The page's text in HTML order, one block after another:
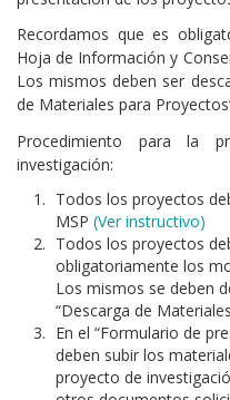
Recordamos que es
Hoja de Información y
Los mismos deben ser
de Materiales para
Procedimiento para la
investigación:
Todos los proyectos
MSP (Ver instructivo)
Todos los proyectos
obligatoriamente los
Los mismos se deben
“Descarga de
En el “Formulario de
deben subir los
proyecto de